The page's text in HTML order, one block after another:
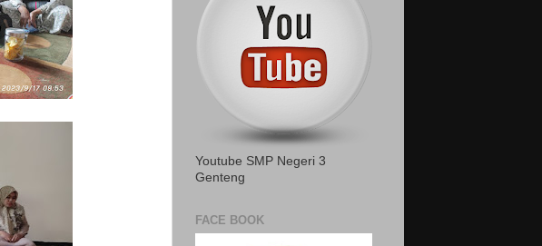
Youtube SMP Negeri 3
Genteng
FACE BOOK